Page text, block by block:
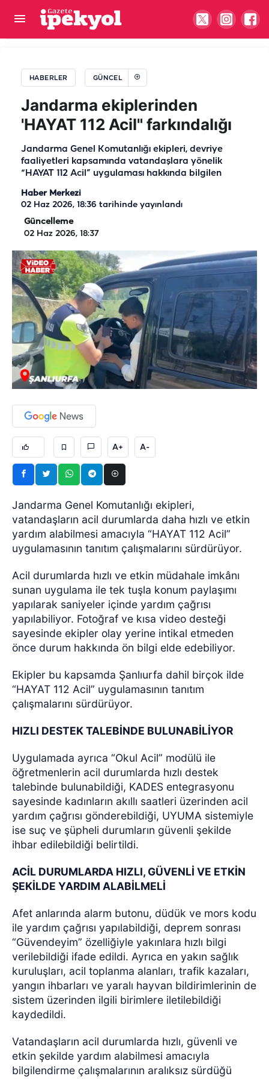
HABERLER GÜNCEL
Jandarma ekiplerinden
'HAYAT 112 Acil" farkındalığı
Jandarma Genel Komutanlığı ekipleri, devriye
faaliyetleri kapsamında vatandaşlara yönelik
“HAYAT 112 Acil” uygulaması hakkında bilgilen
Haber Merkezi
02 Haz 2026, 18:36 tarihinde yayınlandı
Güncelleme
02 Haz 2026, 18:37
A+ A-
Jandarma Genel Komutanlığı ekipleri,
vatandaşların acil durumlarda daha hızlı ve etkin
yardım alabilmesi amacıyla “HAYAT 112 Acil”
uygulamasının tanıtım çalışmalarını sürdürüyor.
Acil durumlarda hızlı ve etkin müdahale imkânı
sunan uygulama ile tek tuşla konum paylaşımı
yapılarak saniyeler içinde yardım çağrısı
yapılabiliyor. Fotoğraf ve kısa video desteği
sayesinde ekipler olay yerine intikal etmeden
önce durum hakkında ön bilgi elde edebiliyor.
Ekipler bu kapsamda Şanlıurfa dahil birçok ilde
“HAYAT 112 Acil” uygulamasının tanıtım
çalışmalarını sürdürüyor.
HIZLI DESTEK TALEBİNDE BULUNABİLİYOR
Uygulamada ayrıca “Okul Acil” modülü ile
öğretmenlerin acil durumlarda hızlı destek
talebinde bulunabildiği, KADES entegrasyonu
sayesinde kadınların akıllı saatleri üzerinden acil
yardım çağrısı gönderebildiği, UYUMA sistemiyle
ise suç ve şüpheli durumların güvenli şekilde
ihbar edilebildiği belirtildi.
ACİL DURUMLARDA HIZLI, GÜVENLİ VE ETKİN
ŞEKİLDE YARDIM ALABİLMELİ
Afet anlarında alarm butonu, düdük ve mors kodu
ile yardım çağrısı yapılabildiği, deprem sonrası
“Güvendeyim” özelliğiyle yakınlara hızlı bilgi
verilebildiği ifade edildi. Ayrıca en yakın sağlık
kuruluşları, acil toplanma alanları, trafik kazaları,
yangın ihbarları ve yaralı hayvan bildirimlerinin de
sistem üzerinden ilgili birimlere iletilebildiği
kaydedildi.
Vatandaşların acil durumlarda hızlı, güvenli ve
etkin şekilde yardım alabilmesi amacıyla
bilgilendirme çalışmalarının aralıksız sürdüğü
Şanlıurfa’da spot pazarında gerginlik! Yaralı var